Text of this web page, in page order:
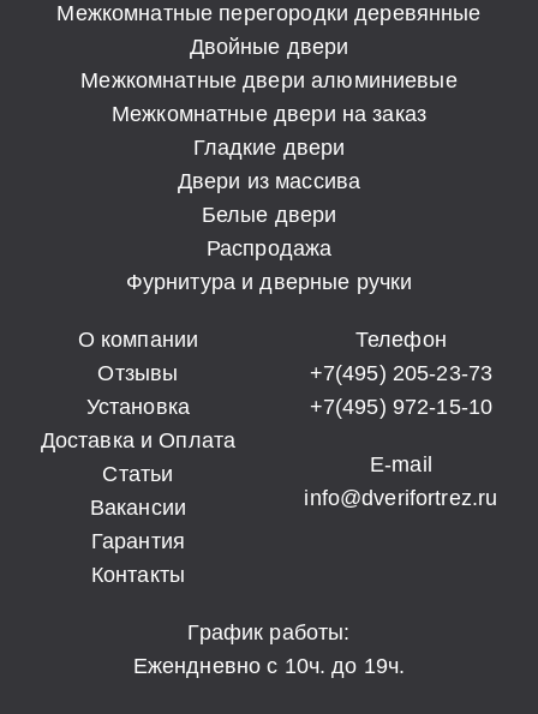
Межкомнатные перегородки деревянные
Двойные двери
Межкомнатные двери алюминиевые
Межкомнатные двери на заказ
Гладкие двери
Двери из массива
Белые двери
Распродажа
Фурнитура и дверные ручки
О компании
Отзывы
Установка
Доставка и Оплата
Статьи
Вакансии
Гарантия
Контакты
Телефон
+7(495) 205-23-73
+7(495) 972-15-10
E-mail
info@dverifortrez.ru
График работы:
Ежендневно с 10ч. до 19ч.